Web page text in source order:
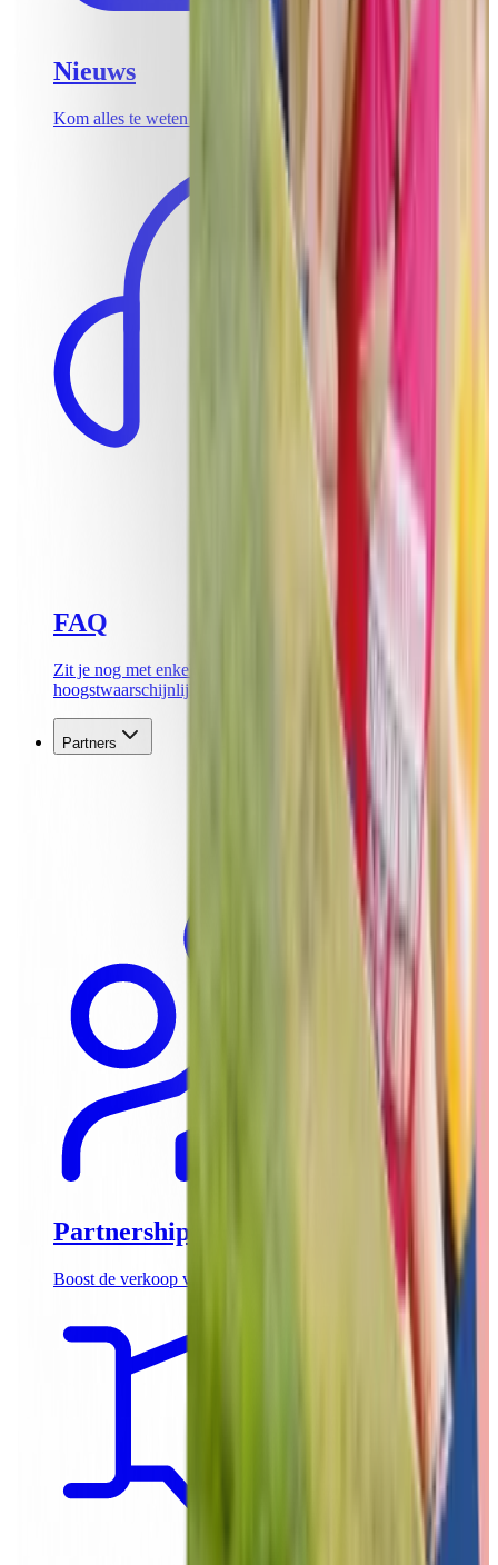
Nieuws
Kom alles te weten over de laatste teambuildingtrends
FAQ
Zit je nog met enkele vragen? Hier vind je
hoogstwaarschijnlijk het antwoord!
Partners
Partnerships
Boost de verkoop van jouw teambuilding activiteiten